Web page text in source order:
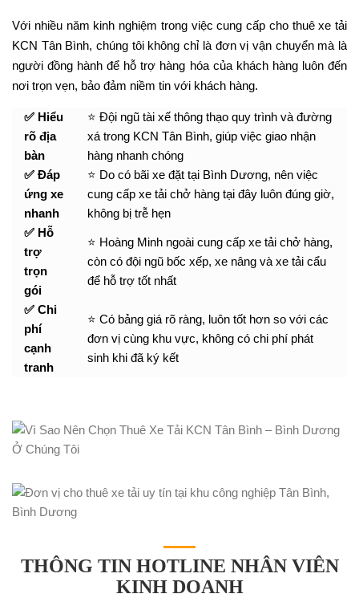
Với nhiều năm kinh nghiệm trong việc cung cấp cho thuê xe tải
KCN Tân Bình, chúng tôi không chỉ là đơn vị vận chuyển mà là
người đồng hành để hỗ trợ hàng hóa của khách hàng luôn đến
nơi trọn vẹn, bảo đảm niềm tin với khách hàng.
✅ Hiểu
rõ địa
bàn
⭐ Đội ngũ tài xế thông thạo quy trình và đường
xá trong KCN Tân Bình, giúp việc giao nhận
hàng nhanh chóng
✅ Đáp
ứng xe
nhanh
⭐ Do có bãi xe đặt tại Bình Dương, nên việc
cung cấp xe tải chở hàng tại đây luôn đúng giờ,
không bị trễ hẹn
✅ Hỗ
trợ
trọn
gói
⭐ Hoàng Minh ngoài cung cấp xe tải chở hàng,
còn có đội ngũ bốc xếp, xe nâng và xe tải cẩu
để hỗ trợ tốt nhất
✅ Chi
phí
cạnh
tranh
⭐ Có bảng giá rõ ràng, luôn tốt hơn so với các
đơn vị cùng khu vực, không có chi phí phát
sinh khi đã ký kết
THÔNG TIN HOTLINE NHÂN VIÊN
KINH DOANH